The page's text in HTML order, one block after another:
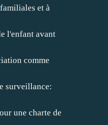
et à
l'enfant avant
comme
surveillance:
une charte de